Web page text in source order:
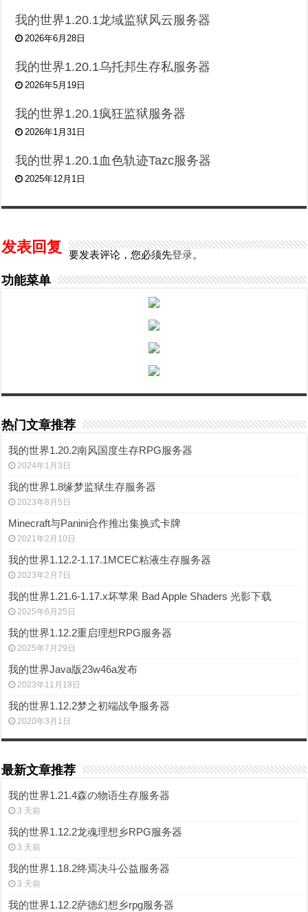
我的世界1.20.1龙域监狱风云服务器
2026年6月28日
我的世界1.20.1乌托邦生存私服务器
2026年5月19日
我的世界1.20.1疯狂监狱服务器
2026年1月31日
我的世界1.20.1血色轨迹Tazc服务器
2025年12月1日
发表回复 要发表评论，您必须先登录。
功能菜单
热门文章推荐
我的世界1.20.2南风国度生存RPG服务器
2024年1月3日
我的世界1.8缘梦监狱生存服务器
2023年8月5日
Minecraft与Panini合作推出集换式卡牌
2021年2月10日
我的世界1.12.2-1.17.1MCEC粘液生存服务器
2023年2月7日
我的世界1.21.6-1.17.x坏苹果 Bad Apple Shaders 光影下载
2025年6月25日
我的世界1.12.2重启理想RPG服务器
2025年7月29日
我的世界Java版23w46a发布
2023年11月18日
我的世界1.12.2梦之初端战争服务器
2020年3月1日
最新文章推荐
我的世界1.21.4森の物语生存服务器
3 天前
我的世界1.12.2龙魂理想乡RPG服务器
3 天前
我的世界1.18.2终焉决斗公益服务器
3 天前
我的世界1.12.2萨德幻想乡rpg服务器